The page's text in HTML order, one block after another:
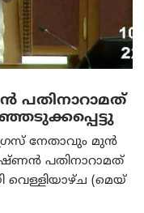
പതിനാറാമത്
നേതാവും മുൻ
പതിനാറാമത്
വെള്ളിയാഴ്ച (മെയ്